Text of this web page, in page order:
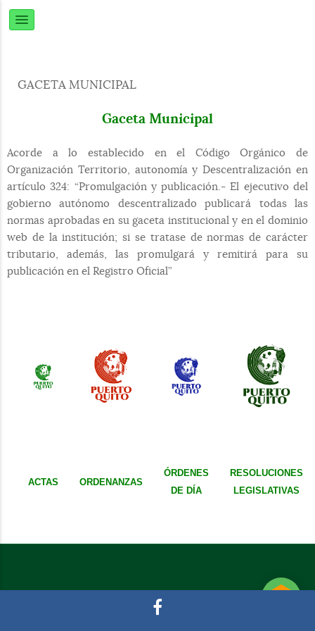
GACETA MUNICIPAL
Gaceta Municipal
Acorde a lo establecido en el Código Orgánico de
Organización Territorio, autonomía y Descentralización en
artículo 324: “Promulgación y publicación.- El ejecutivo del
gobierno autónomo descentralizado publicará todas las
normas aprobadas en su gaceta institucional y en el dominio
web de la institución; si se tratase de normas de carácter
tributario, además, las promulgará y remitirá para su
publicación en el Registro Oficial”
ACTAS ORDENANZAS
ÓRDENES
DE DÍA
RESOLUCIONES
LEGISLATIVAS